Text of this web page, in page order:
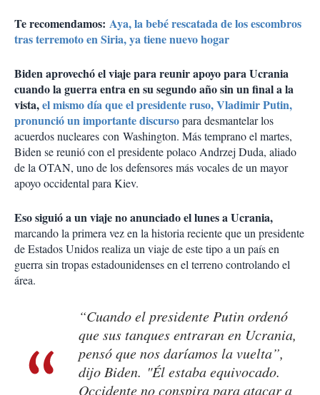
Te recomendamos: Aya, la bebé rescatada de los escombros
tras terremoto en Siria, ya tiene nuevo hogar
Biden aprovechó el viaje para reunir apoyo para Ucrania
cuando la guerra entra en su segundo año sin un final a la
vista,el mismo día que el presidente ruso, Vladimir Putin,
pronunció un importante discursopara desmantelar los
acuerdos nucleares con Washington. Más temprano el martes,
Biden se reunió con el presidente polaco Andrzej Duda, aliado
de la OTAN, uno de los defensores más vocales de un mayor
apoyo occidental para Kiev.
Eso siguió a un viaje no anunciado el lunes a Ucrania,
marcando la primera vez en la historia reciente que un presidente
de Estados Unidos realiza un viaje de este tipo a un país en
guerra sin tropas estadounidenses en el terreno controlando el
área.
“Cuando el presidente Putin ordenó
que sus tanques entraran en Ucrania,
pensó que nos daríamos la vuelta”,
dijo Biden. "Él estaba equivocado.
Occidente no conspira para atacar a